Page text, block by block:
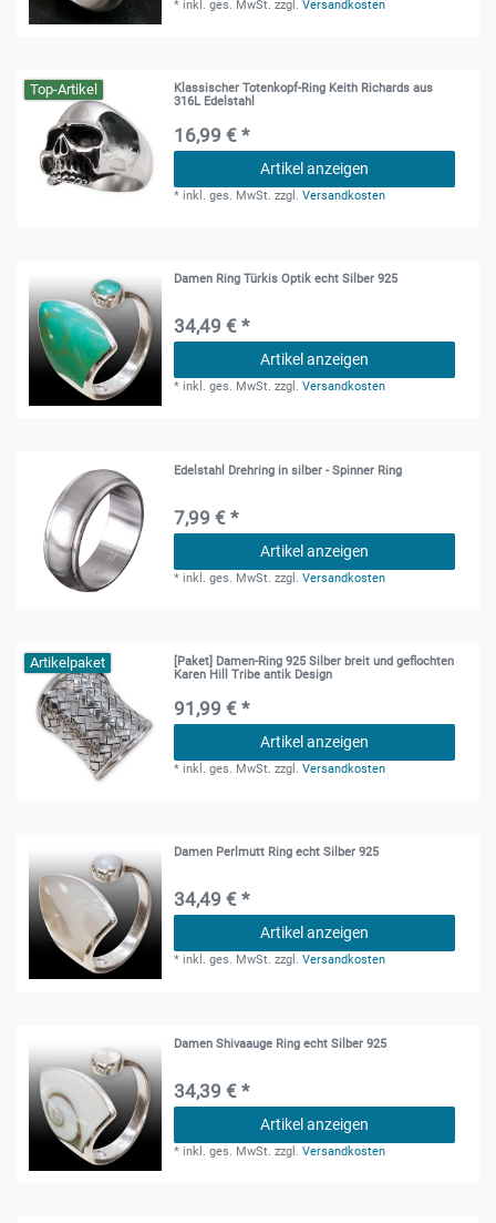
* inkl. ges. MwSt. zzgl.Versandkosten
Top-Artikel
Klassischer Totenkopf-Ring Keith Richards aus
316L Edelstahl
16,99 € *
Artikel anzeigen
* inkl. ges. MwSt. zzgl.Versandkosten
Damen Ring Türkis Optik echt Silber 925
34,49 € *
Artikel anzeigen
* inkl. ges. MwSt. zzgl.Versandkosten
Edelstahl Drehring in silber - Spinner Ring
7,99 € *
Artikel anzeigen
* inkl. ges. MwSt. zzgl.Versandkosten
Artikelpaket
[Paket] Damen-Ring 925 Silber breit und geflochten
Karen Hill Tribe antik Design
91,99 € *
Artikel anzeigen
* inkl. ges. MwSt. zzgl.Versandkosten
Damen Perlmutt Ring echt Silber 925
34,49 € *
Artikel anzeigen
* inkl. ges. MwSt. zzgl.Versandkosten
Damen Shivaauge Ring echt Silber 925
34,39 € *
Artikel anzeigen
* inkl. ges. MwSt. zzgl.Versandkosten